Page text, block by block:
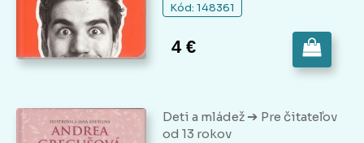
Kód: 148361
4 €
Deti a mládež ➔ Pre čitateľov
od 13 rokov